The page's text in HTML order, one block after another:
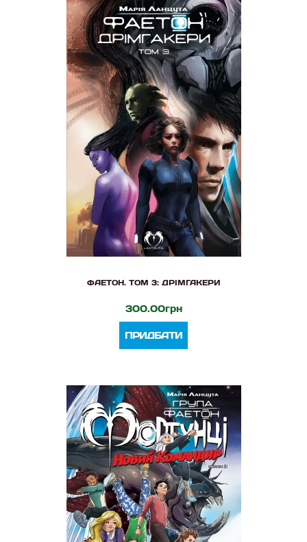
ФАЕТОН. ТОМ 3: ДРІМГАКЕРИ
300.00грн
ПРИДБАТИ